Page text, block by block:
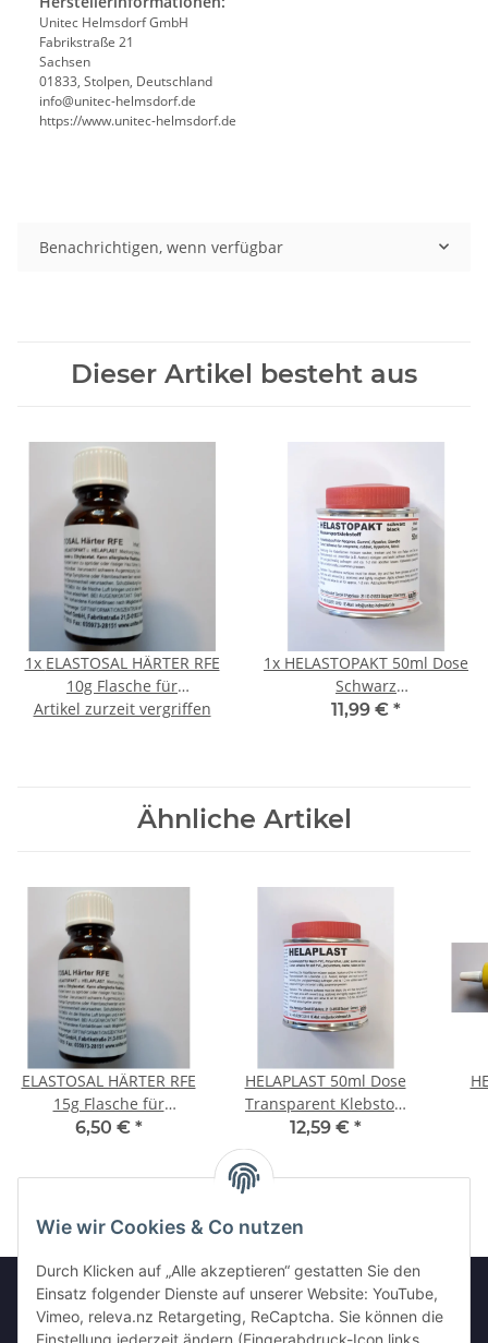
Wie wir Cookies & Co nutzen
Durch Klicken auf „Alle akzeptieren“ gestatten Sie den
Einsatz folgender Dienste auf unserer Website: YouTube,
Vimeo, releva.nz Retargeting, ReCaptcha. Sie können die
Unitec Helmsdorf GmbH
Fabrikstraße 21
Sachsen
01833, Stolpen, Deutschland
info@unitec-helmsdorf.de
https://www.unitec-helmsdorf.de
Benachrichtigen, wenn verfügbar
Dieser Artikel besteht aus
1x ELASTOSAL HÄRTER RFE
10g Flasche für
Wassersportklebstoff /
Artikel zurzeit vergriffen
1x HELASTOPAKT 50ml Dose
Schwarz
Wassersportklebstoff
11,99 € *
Ähnliche Artikel
ELASTOSAL HÄRTER RFE
15g Flasche für
Wassersportklebstoff /
6,50 € *
HELAPLAST 50ml Dose
Transparent Klebstoff
Wassersportkleber
12,59 € *
Informationen